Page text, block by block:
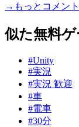
→もっとコメン
似た無料ゲ
#Unity
#実況
#実況 歓迎
#車
#電車
#30分